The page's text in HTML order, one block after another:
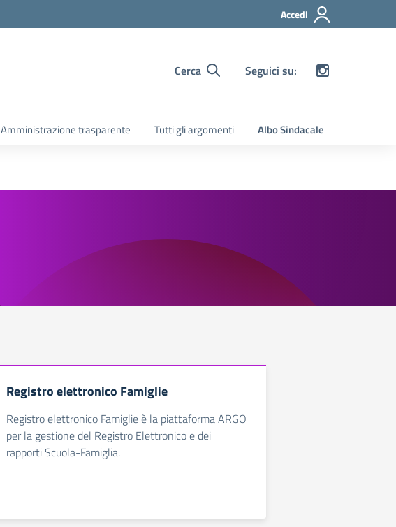
Accedi
Cerca Seguici su:
Amministrazione trasparente Tutti gli argomenti Albo Sindacale
Registro elettronico Famiglie
Registro elettronico Famiglie è la piattaforma ARGO
per la gestione del Registro Elettronico e dei
rapporti Scuola-Famiglia.